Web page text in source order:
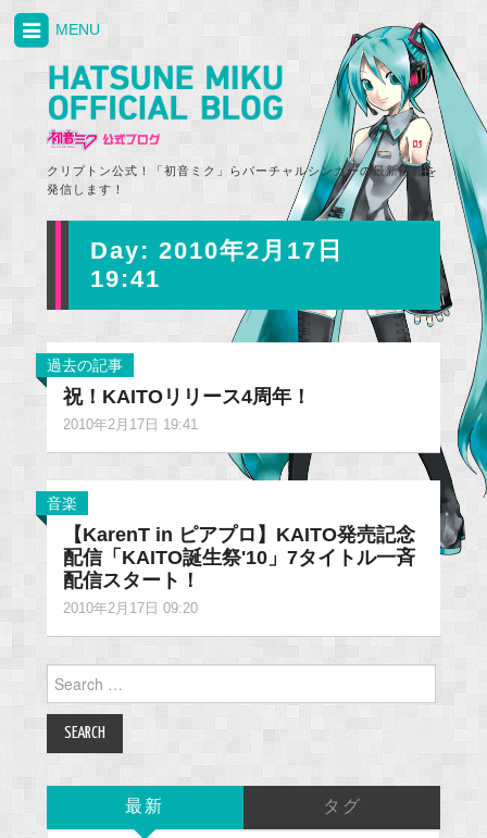
クリプトン公式！「初音ミク」らバーチャルシンガーの最新情報を
発信します！
MENU
Day: 2010年2月17日
19:41
過去の記事
祝！KAITOリリース4周年！
2010年2月17日 19:41
音楽
【KarenT in ピアプロ】KAITO発売記念
配信「KAITO誕生祭'10」7タイトル一斉
配信スタート！
2010年2月17日 09:20
Search
for:
最新 タグ